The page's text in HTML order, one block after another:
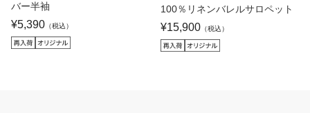
バー半袖
¥5,390 （税込）
100％リネンバレルサロペット
¥15,900 （税込）